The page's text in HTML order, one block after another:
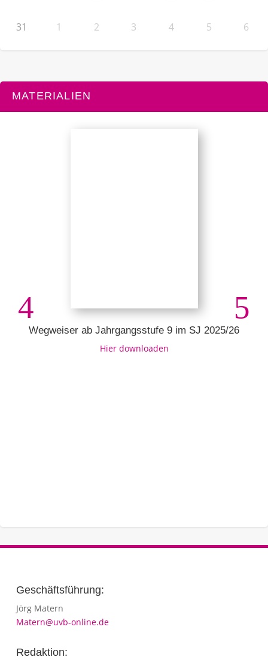
31 1 2 3 4 5 6
MATERIALIEN
Wegweiser ab Jahrgangsstufe 9 im SJ 2025/26
Hier downloaden
Geschäftsführung:
Jörg Matern
Matern@uvb-online.de
Redaktion: